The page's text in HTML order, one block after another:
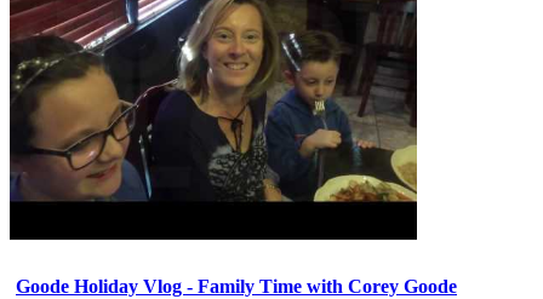
Goode Holiday Vlog - Family Time with Corey Goode